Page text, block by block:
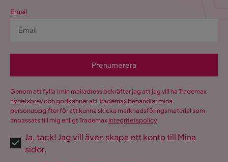
Email
Prenumerera
Genom att fylla i min mailadress bekräftar jag att jag vill ha Trademax
nyhetsbrev och godkänner att Trademax behandlar mina
personuppgifter för att kunna skicka marknadsföringsmaterial som
anpassats till mig enligt Trademax Integritetspolicy.
Ja, tack! Jag vill även skapa ett konto till Mina
sidor.